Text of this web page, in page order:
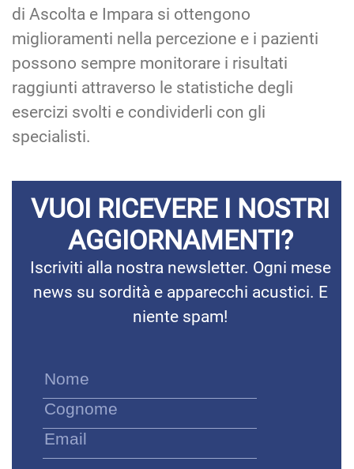
di Ascolta e Impara si ottengono
miglioramenti nella percezione e i pazienti
possono sempre monitorare i risultati
raggiunti attraverso le statistiche degli
esercizi svolti e condividerli con gli
specialisti.
VUOI RICEVERE I NOSTRI
AGGIORNAMENTI?
Iscriviti alla nostra newsletter. Ogni mese
news su sordità e apparecchi acustici. E
niente spam!